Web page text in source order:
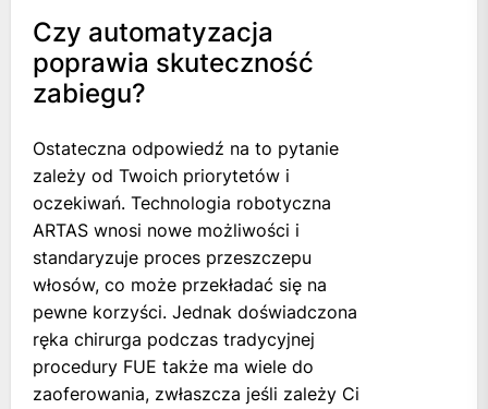
Czy automatyzacja
poprawia skuteczność
zabiegu?
Ostateczna odpowiedź na to pytanie
zależy od Twoich priorytetów i
oczekiwań. Technologia robotyczna
ARTAS wnosi nowe możliwości i
standaryzuje proces przeszczepu
włosów, co może przekładać się na
pewne korzyści. Jednak doświadczona
ręka chirurga podczas tradycyjnej
procedury FUE także ma wiele do
zaoferowania, zwłaszcza jeśli zależy Ci